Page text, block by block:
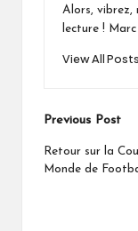
Alors, vibrez,
lecture ! Marc
View All Posts
Post
Previous Post
Retour sur la
Monde de